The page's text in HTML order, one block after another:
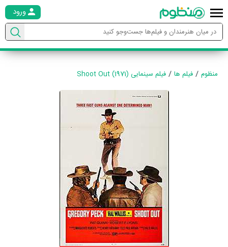
ورود
منظوم فیلم ها فیلم سینمایی Shoot Out (1971)